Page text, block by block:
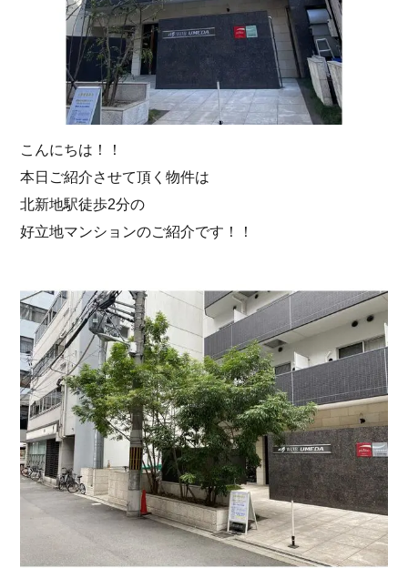
こんにちは！！
本日ご紹介させて頂く物件は
北新地駅徒歩2分の
好立地マンションのご紹介です！！